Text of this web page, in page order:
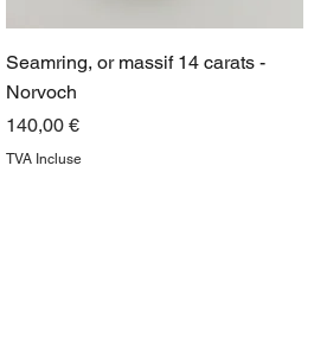
Seamring, or massif 14 carats -
Norvoch
Prix
140,00 €
TVA Incluse